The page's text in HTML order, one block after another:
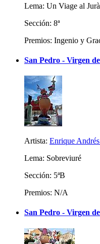
Lema: Un Viage al
Sección: 8ª
Premios: Ingenio y
San Pedro - Virgen
Artista: Enrique
Lema: Sobreviuré
Sección: 5ªB
Premios: N/A
San Pedro - Virgen